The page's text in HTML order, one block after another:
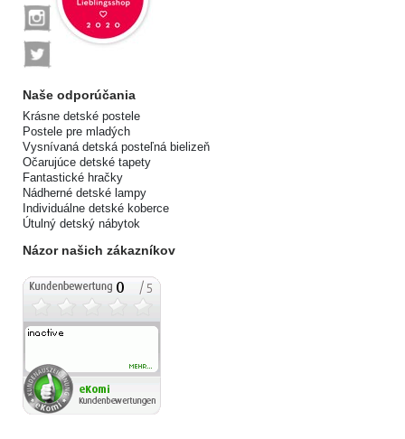
Naše odporúčania
Krásne detské postele
Postele pre mladých
Vysnívaná detská posteľná bielizeň
Očarujúce detské tapety
Fantastické hračky
Nádherné detské lampy
Individuálne detské koberce
Útulný detský nábytok
Názor našich zákazníkov